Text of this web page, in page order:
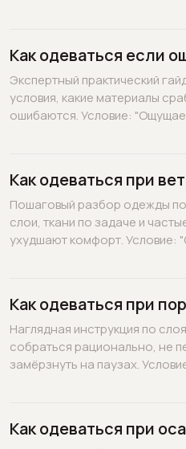
Как одеваться если
Экспертный практический
условия, какие материалы
ошибаются. Условие:
Как одеваться при
Пошаговый разбор одежды
слои, ткани по задаче и
ухудшают комфорт. Условие:
Как одеваться при
Наглядная инструкция по
собраться рационально, не
замёрзнуть на паузах.
Как одеваться при